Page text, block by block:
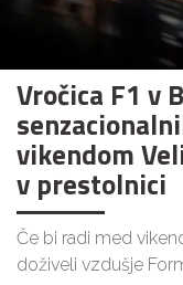
Vročica F1 v
vikendom
v prestolnici
Če bi radi med
doživeli vzdušje